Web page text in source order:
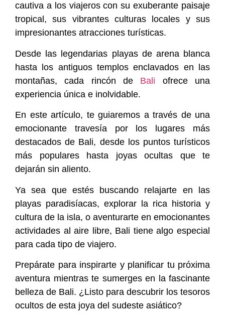
cautiva a los viajeros con su exuberante paisaje
tropical, sus vibrantes culturas locales y sus
impresionantes atracciones turísticas.
Desde las legendarias playas de arena blanca
hasta los antiguos templos enclavados en las
montañas, cada rincón de Bali ofrece una
experiencia única e inolvidable.
En este artículo, te guiaremos a través de una
emocionante travesía por los lugares más
destacados de Bali, desde los puntos turísticos
más populares hasta joyas ocultas que te
dejarán sin aliento.
Ya sea que estés buscando relajarte en las
playas paradisíacas, explorar la rica historia y
cultura de la isla, o aventurarte en emocionantes
actividades al aire libre, Bali tiene algo especial
para cada tipo de viajero.
Prepárate para inspirarte y planificar tu próxima
aventura mientras te sumerges en la fascinante
belleza de Bali. ¿Listo para descubrir los tesoros
ocultos de esta joya del sudeste asiático?